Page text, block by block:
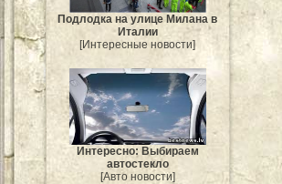
Подлодка на улице Милана в
Италии
[Интересные новости]
Интересно: Выбираем
автостекло
[Авто новости]